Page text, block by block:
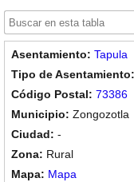
Tapula
73386
Zongozotla
-
Rural
Mapa